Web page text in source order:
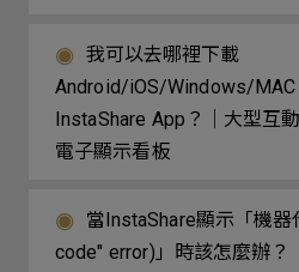
我可以去哪裡下載
Android/iOS/Windows/MAC
InstaShare App？｜大型互
電子顯示看板
當InstaShare顯示「機器
code" error)」時該怎麼辦？